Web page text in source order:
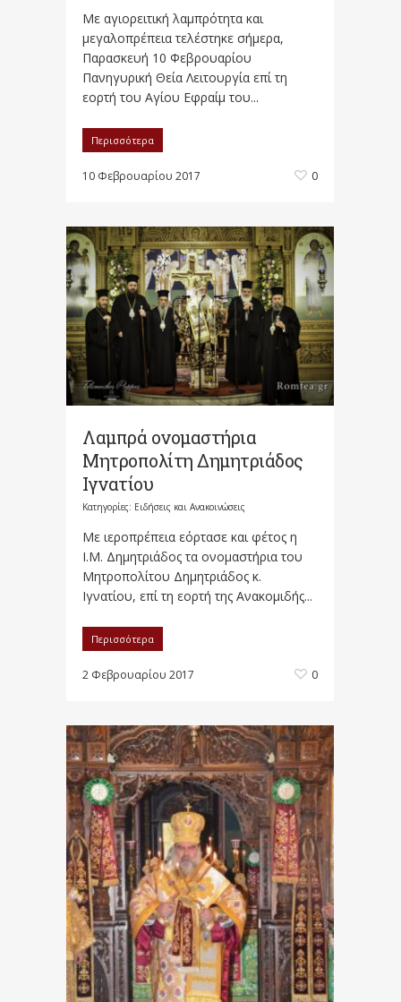
Με αγιορειτική λαμπρότητα και
μεγαλοπρέπεια τελέστηκε σήμερα,
Παρασκευή 10 Φεβρουαρίου
Πανηγυρική Θεία Λειτουργία επί τη
εορτή του Αγίου Εφραίμ του...
Περισσότερα
10 Φεβρουαρίου 2017 0
Λαμπρά ονομαστήρια
Μητροπολίτη Δημητριάδος
Ιγνατίου
Κατηγορίες: Ειδήσεις και Ανακοινώσεις
Με ιεροπρέπεια εόρτασε και φέτος η
Ι.Μ. Δημητριάδος τα ονομαστήρια του
Μητροπολίτου Δημητριάδος κ.
Ιγνατίου, επί τη εορτή της Ανακομιδής...
Περισσότερα
2 Φεβρουαρίου 2017 0